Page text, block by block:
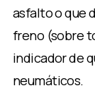
asfalto o que
freno (sobre
indicador de
neumáticos.